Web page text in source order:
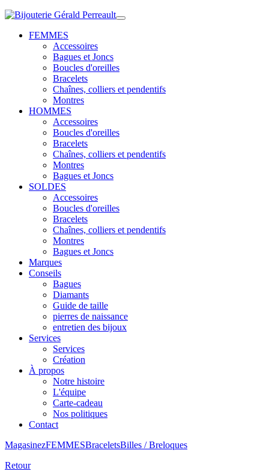
FEMMES
Accessoires
Bagues et Joncs
Boucles d'oreilles
Bracelets
Chaînes, colliers et pendentifs
Montres
HOMMES
Accessoires
Boucles d'oreilles
Bracelets
Chaînes, colliers et pendentifs
Montres
Bagues et Joncs
SOLDES
Accessoires
Boucles d'oreilles
Bracelets
Chaînes, colliers et pendentifs
Montres
Bagues et Joncs
Marques
Conseils
Bagues
Diamants
Guide de taille
pierres de naissance
entretien des bijoux
Services
Services
Création
À propos
Notre histoire
L'équipe
Carte-cadeau
Nos politiques
Contact
MagasinezFEMMESBraceletsBilles / Breloques
Retour